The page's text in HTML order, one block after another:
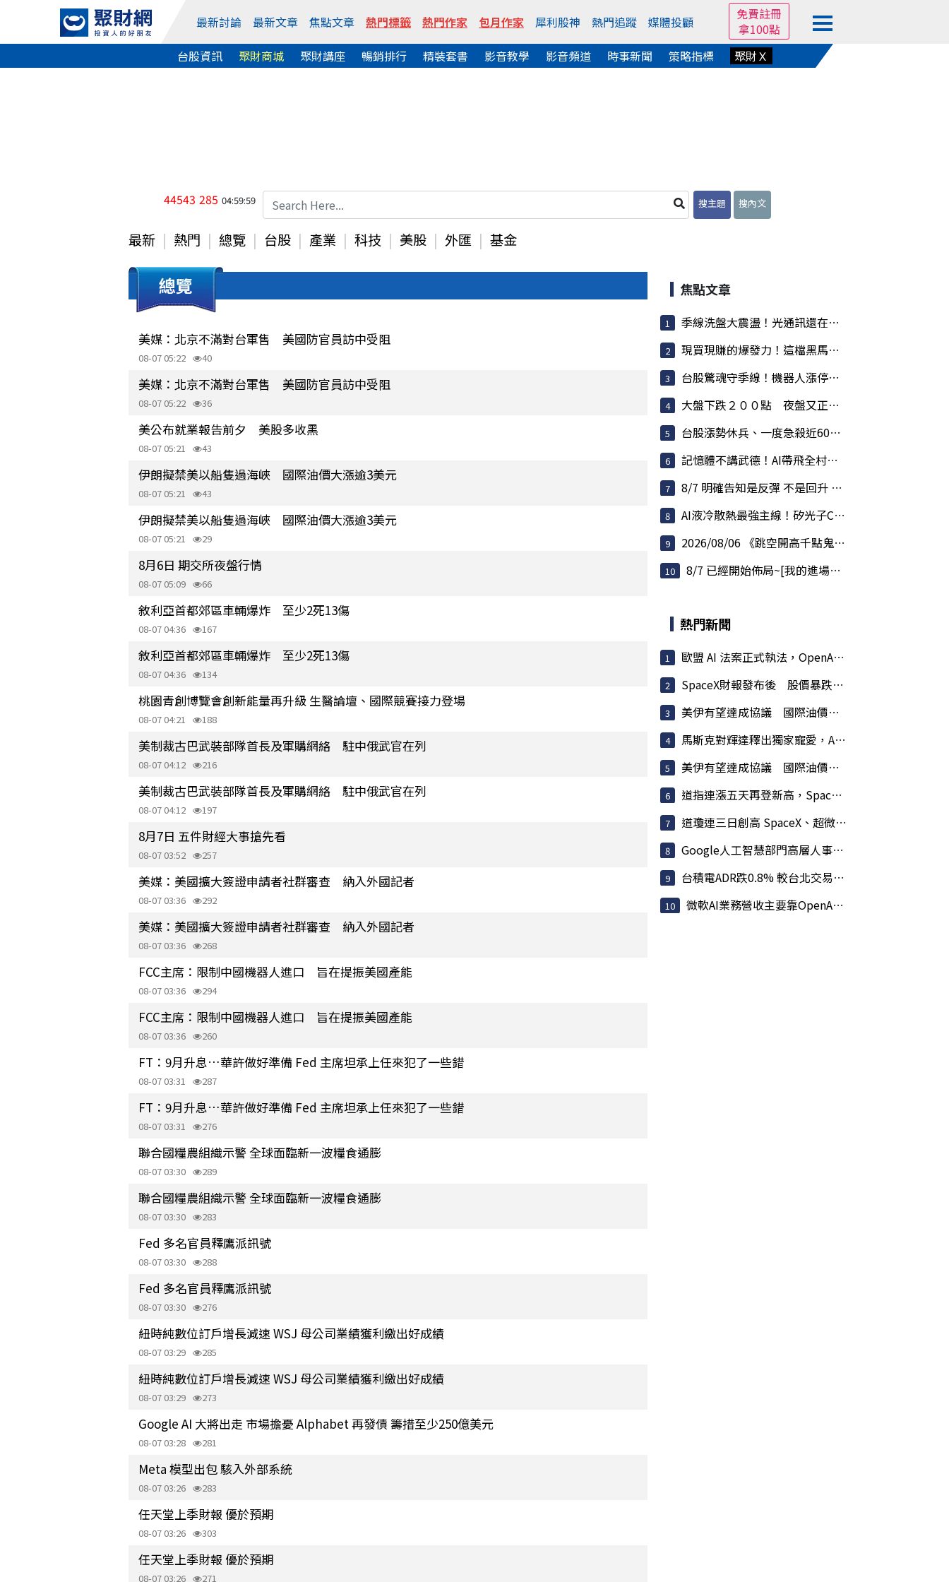
最新討論 最新文章 焦點文章 熱門標籤 熱門作家 包月作家 犀利股神 熱門追蹤 媒體投顧
免費註冊
拿100點
台股資訊
聚財商城 聚財講座 暢銷排行 精裝套書 影音教學 影音頻道 時事新聞 策略指標 聚財Ｘ
44543 285 04:59:59 搜主題 搜內文
最新 熱門 總覽 台股 產業 科技 美股 外匯 基金
總覽
美媒：北京不滿對台軍售 美國防官員訪中受阻
08-07 05:22 40
美媒：北京不滿對台軍售 美國防官員訪中受阻
08-07 05:22 36
美公布就業報告前夕 美股多收黑
08-07 05:21 43
伊朗擬禁美以船隻過海峽 國際油價大漲逾3美元
08-07 05:21 43
伊朗擬禁美以船隻過海峽 國際油價大漲逾3美元
08-07 05:21 29
8月6日 期交所夜盤行情
08-07 05:09 66
敘利亞首都郊區車輛爆炸 至少2死13傷
08-07 04:36 167
敘利亞首都郊區車輛爆炸 至少2死13傷
08-07 04:36 134
桃園青創博覽會創新能量再升級 生醫論壇、國際競賽接力登場
08-07 04:21 188
美制裁古巴武裝部隊首長及軍購網絡 駐中俄武官在列
08-07 04:12 216
美制裁古巴武裝部隊首長及軍購網絡 駐中俄武官在列
08-07 04:12 197
8月7日 五件財經大事搶先看
08-07 03:52 257
美媒：美國擴大簽證申請者社群審查 納入外國記者
08-07 03:36 292
美媒：美國擴大簽證申請者社群審查 納入外國記者
08-07 03:36 268
FCC主席：限制中國機器人進口 旨在提振美國產能
08-07 03:36 294
FCC主席：限制中國機器人進口 旨在提振美國產能
08-07 03:36 260
FT：9月升息…華許做好準備 Fed 主席坦承上任來犯了一些錯
08-07 03:31 287
FT：9月升息…華許做好準備 Fed 主席坦承上任來犯了一些錯
08-07 03:31 276
聯合國糧農組織示警 全球面臨新一波糧食通膨
08-07 03:30 289
聯合國糧農組織示警 全球面臨新一波糧食通膨
08-07 03:30 283
Fed 多名官員釋鷹派訊號
08-07 03:30 288
Fed 多名官員釋鷹派訊號
08-07 03:30 276
紐時純數位訂戶增長減速 WSJ 母公司業績獲利繳出好成績
08-07 03:29 285
紐時純數位訂戶增長減速 WSJ 母公司業績獲利繳出好成績
08-07 03:29 273
Google AI 大將出走 市場擔憂 Alphabet 再發債 籌措至少250億美元
08-07 03:28 281
Meta 模型出包 駭入外部系統
08-07 03:26 283
任天堂上季財報 優於預期
08-07 03:26 303
任天堂上季財報 優於預期
08-07 03:26 271
焦點文章
季線洗盤大震盪！光通訊還在噴，散熱強勢，BBU強...
現買現賺的爆發力！這檔黑馬股爆量衝鎖死，主力...
台股驚魂守季線！機器人漲停潮爆發，記憶體還在...
大盤下跌２００點 夜盤又正在跌 反彈要結束了？
台股漲勢休兵、一度急殺近600點！權值股熄火 散...
記憶體不講武德！AI帶飛全村，連蘋果殺價都被對...
8/7 明確告知是反彈 不是回升 但不用急著逃命
AI液冷散熱最強主線！矽光子CPO狂飆接棒
2026/08/06 《跳空開高千點鬼盤洗刷 夜盤拉回測...
8/7 已經開始佈局~[我的進場點~至少800點以上]
熱門新聞
歐盟 AI 法案正式執法，OpenAI、Anthropic 恐面臨天價罰款
SpaceX財報發布後 股價暴跌13.6%市值蒸發逾7兆
美伊有望達成協議 國際油價連3跌
馬斯克對輝達釋出獨家寵愛，AMD 股價受挫蘇姿丰淡定回應
美伊有望達成協議 國際油價連3跌
道指連漲五天再登新高，SpaceX 無懼開支獨家用輝達
道瓊連三日創高 SpaceX、超微財報後重挫拖累那指
Google人工智慧部門高層人事大地震 股價重挫4%
台積電ADR跌0.8% 較台北交易溢價11.2%
微軟AI業務營收主要靠OpenAI！一年貢獻241億美元 占比估...